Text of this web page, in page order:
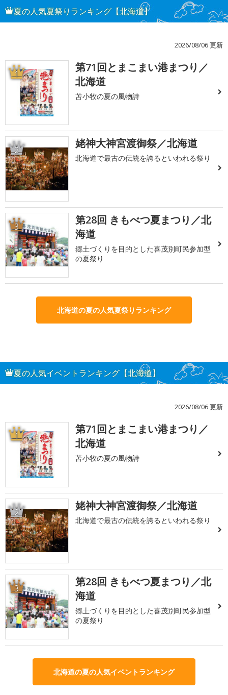
夏の人気夏祭りランキング【北海道】
2026/08/06 更新
1
第71回とまこまい港まつり／
北海道
苫小牧の夏の風物詩
2 姥神大神宮渡御祭／北海道
北海道で最古の伝統を誇るといわれる祭り
3
第28回 きもべつ夏まつり／北
海道
郷土づくりを目的とした喜茂別町民参加型
の夏祭り
北海道の夏の人気夏祭りランキング
夏の人気イベントランキング【北海道】
2026/08/06 更新
1
第71回とまこまい港まつり／
北海道
苫小牧の夏の風物詩
2 姥神大神宮渡御祭／北海道
北海道で最古の伝統を誇るといわれる祭り
3
第28回 きもべつ夏まつり／北
海道
郷土づくりを目的とした喜茂別町民参加型
の夏祭り
北海道の夏の人気イベントランキング